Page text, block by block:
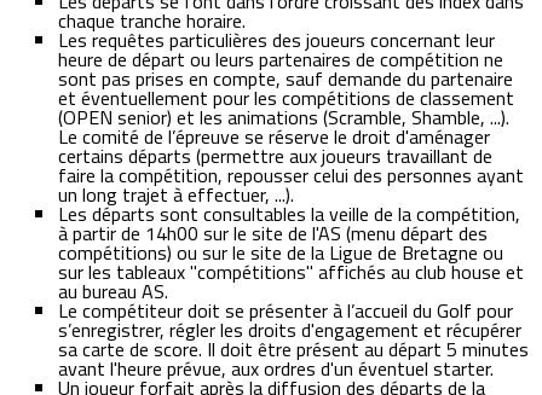
chaque tranche horaire.
Les requêtes particulières des joueurs concernant leur
heure de départ ou leurs partenaires de compétition ne
sont pas prises en compte, sauf demande du partenaire
et éventuellement pour les compétitions de classement
(OPEN senior) et les animations (Scramble, Shamble, ...).
Le comité de l’épreuve se réserve le droit d'aménager
certains départs (permettre aux joueurs travaillant de
faire la compétition, repousser celui des personnes ayant
un long trajet à effectuer, ...).
Les départs sont consultables la veille de la compétition,
à partir de 14h00 sur le site de l'AS (menu départ des
compétitions) ou sur le site de la Ligue de Bretagne ou
sur les tableaux "compétitions" affichés au club house et
au bureau AS.
Le compétiteur doit se présenter à l’accueil du Golf pour
s’enregistrer, régler les droits d'engagement et récupérer
sa carte de score. Il doit être présent au départ 5 minutes
avant l'heure prévue, aux ordres d'un éventuel starter.
Un joueur forfait après la diffusion des départs de la